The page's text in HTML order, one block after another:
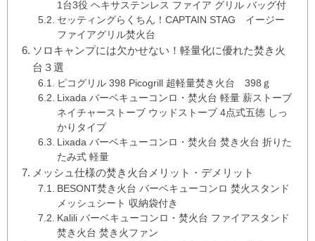
1台3役 ヘキサステンレス ファイア グリル バッグ付
セッティングらくちん！CAPTAIN STAG イージー
ファイアグリル焚火台
ソロキャンプには欠かせない！軽量化に優れた焚き火
台３選
ピコグリル 398 Picogrill 超軽量焚き火台 398ｇ
Lixada バーベキューコンロ・焚火台 軽量 薪ストーブ
ネイチャーストーブ ウッドストーブ 4点式五徳 しっ
かりタイプ
Lixada バーベキューコンロ・焚火台 焚き火台 折りた
たみ式 軽量
メッシュ仕様の焚き火台メリット・デメリット
BESONT焚き火台 バーベキューコンロ 焚火スタンド
メッシュシート 収納袋付き
Kalili バーベキューコンロ・焚火台 ファイアスタンド
焚き火台 焚き火ファン